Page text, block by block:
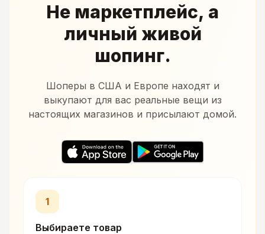
Не маркетплейс, а
личный живой
шопинг.
Шоперы в США и Европе находят и
выкупают для вас реальные вещи из
настоящих магазинов и присылают домой.
1
Выбираете товар